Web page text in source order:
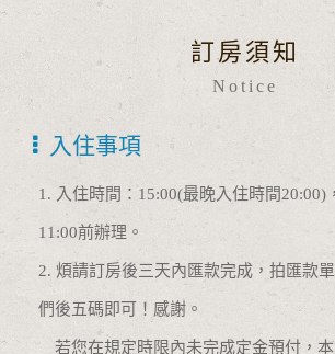
訂房須知
Notice
入住事項
1. 入住時間：15:00(最晚入住時間20:00)
11:00前辦理。
2. 煩請訂房後三天內匯款完成，拍匯款
們後五碼即可！感謝。
若您在規定時限內未完成定金預付，